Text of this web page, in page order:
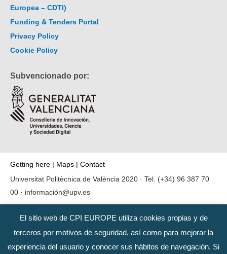
Europea – CDTI)
Funding & Tenders Portal
Privacy Policy
Cookie Policy
Subvencionado por:
Getting here | Maps | Contact
Universitat Politècnica de València 2020 · Tel. (+34) 96 387 70
00 · información@upv.es
El sitio web de CPI EUROPE utiliza cookies propias y de
terceros por motivos de seguridad, así como para mejorar la
experiencia del usuario y conocer sus hábitos de navegación. Si